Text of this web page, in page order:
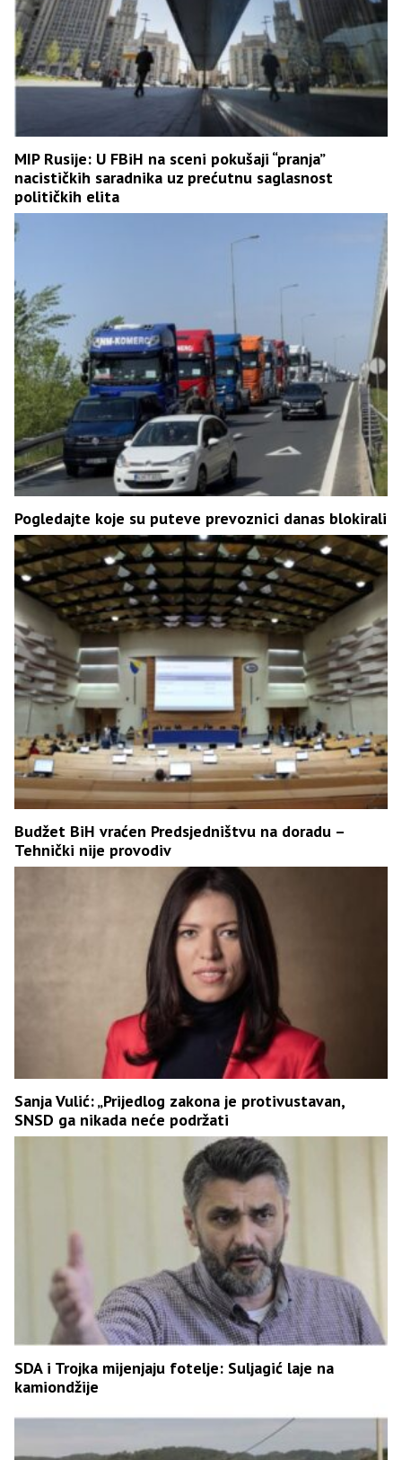
MIP Rusije: U FBiH na sceni pokušaji “pranja”
nacističkih saradnika uz prećutnu saglasnost
političkih elita
Pogledajte koje su puteve prevoznici danas blokirali
Budžet BiH vraćen Predsjedništvu na doradu –
Tehnički nije provodiv
Sanja Vulić: „Prijedlog zakona je protivustavan,
SNSD ga nikada neće podržati
SDA i Trojka mijenjaju fotelje: Suljagić laje na
kamiondžije